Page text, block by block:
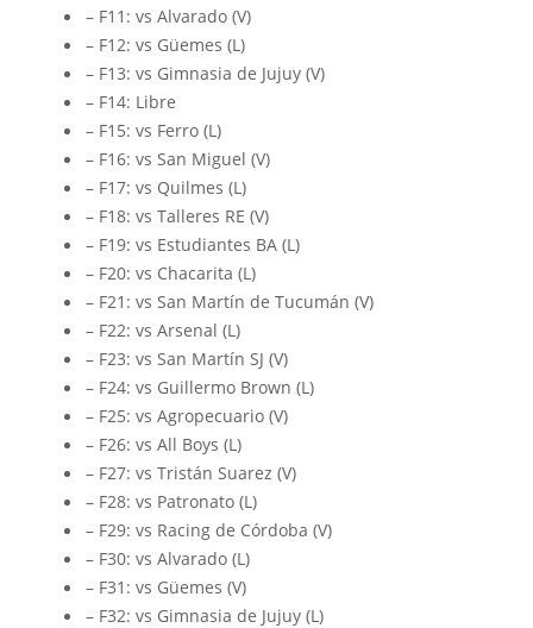
– F11: vs Alvarado (V)
– F12: vs Güemes (L)
– F13: vs Gimnasia de Jujuy (V)
– F14: Libre
– F15: vs Ferro (L)
– F16: vs San Miguel (V)
– F17: vs Quilmes (L)
– F18: vs Talleres RE (V)
– F19: vs Estudiantes BA (L)
– F20: vs Chacarita (L)
– F21: vs San Martín de Tucumán (V)
– F22: vs Arsenal (L)
– F23: vs San Martín SJ (V)
– F24: vs Guillermo Brown (L)
– F25: vs Agropecuario (V)
– F26: vs All Boys (L)
– F27: vs Tristán Suarez (V)
– F28: vs Patronato (L)
– F29: vs Racing de Córdoba (V)
– F30: vs Alvarado (L)
– F31: vs Güemes (V)
– F32: vs Gimnasia de Jujuy (L)